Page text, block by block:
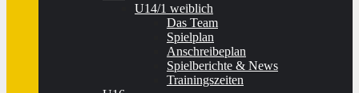
U14/1 weiblich
Das Team
Spielplan
Anschreibeplan
Spielberichte & News
Trainingszeiten